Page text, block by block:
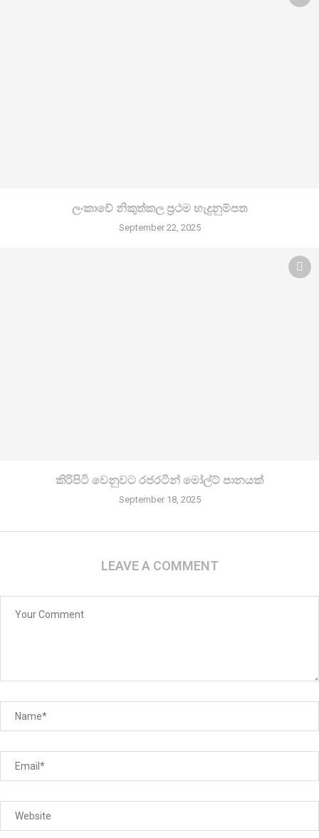
ලංකාවේ නිකුත්කල ප්‍රථම හැදුනුම්පත
September 22, 2025
කිරි­පිටි වෙනු­වට රජ­ර­ටින් මෝල්ට් පානයක්
September 18, 2025
LEAVE A COMMENT